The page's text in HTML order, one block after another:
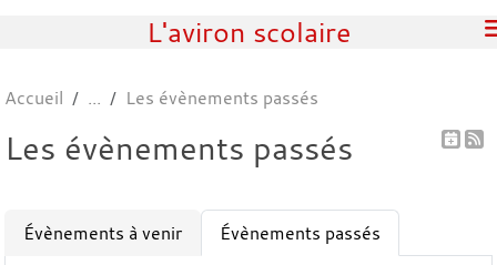
L'aviron scolaire
Accueil Les évènements passés
Les évènements passés
Évènements à venir Évènements passés